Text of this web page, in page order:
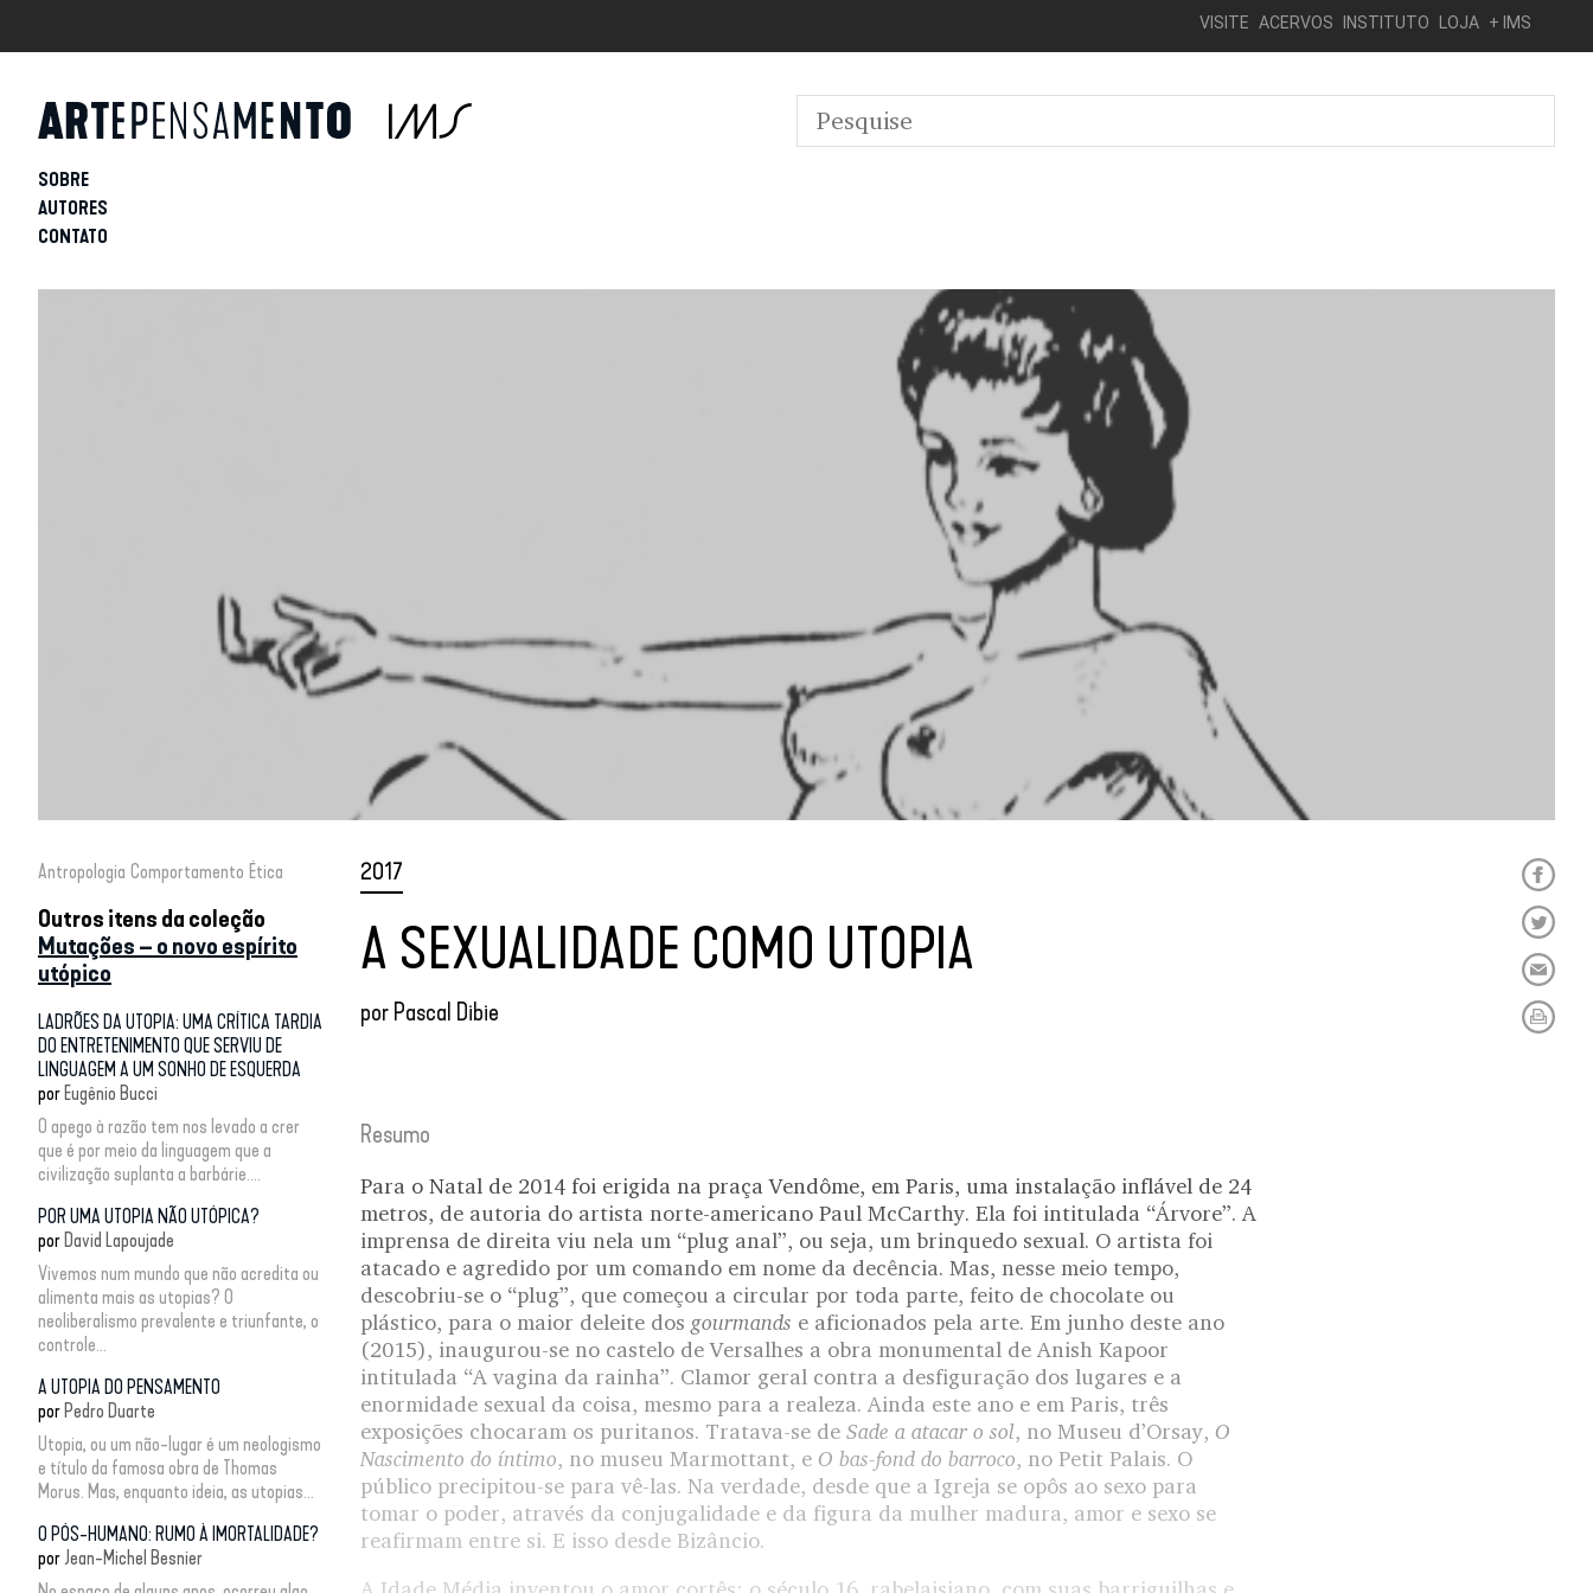
VISITE ACERVOS INSTITUTO LOJA + IMS
SOBRE
AUTORES
CONTATO
Antropologia Comportamento Ética
Outros itens da coleção
Mutações – o novo espírito
utópico
LADRÕES DA UTOPIA: UMA CRÍTICA TARDIA
DO ENTRETENIMENTO QUE SERVIU DE
LINGUAGEM A UM SONHO DE ESQUERDA
por Eugênio Bucci
O apego à razão tem nos levado a crer
que é por meio da linguagem que a
civilização suplanta a barbárie....
POR UMA UTOPIA NÃO UTÓPICA?
por David Lapoujade
Vivemos num mundo que não acredita ou
alimenta mais as utopias? O
neoliberalismo prevalente e triunfante, o
controle...
A UTOPIA DO PENSAMENTO
por Pedro Duarte
Utopia, ou um não-lugar é um neologismo
e título da famosa obra de Thomas
Morus. Mas, enquanto ideia, as utopias...
O PÓS-HUMANO: RUMO À IMORTALIDADE?
por Jean-Michel Besnier
2017
A SEXUALIDADE COMO UTOPIA
por Pascal Dibie
Resumo
Para o Natal de 2014 foi erigida na praça Vendôme, em Paris, uma instalação inflável de 24
metros, de autoria do artista norte-americano Paul McCarthy. Ela foi intitulada “Árvore”. A
imprensa de direita viu nela um “plug anal”, ou seja, um brinquedo sexual. O artista foi
atacado e agredido por um comando em nome da decência. Mas, nesse meio tempo,
descobriu-se o “plug”, que começou a circular por toda parte, feito de chocolate ou
plástico, para o maior deleite dos gourmands e aficionados pela arte. Em junho deste ano
(2015), inaugurou-se no castelo de Versalhes a obra monumental de Anish Kapoor
intitulada “A vagina da rainha”. Clamor geral contra a desfiguração dos lugares e a
enormidade sexual da coisa, mesmo para a realeza. Ainda este ano e em Paris, três
exposições chocaram os puritanos. Tratava-se de Sade a atacar o sol, no Museu d’Orsay, O
Nascimento do íntimo, no museu Marmottant, e O bas-fond do barroco, no Petit Palais. O
público precipitou-se para vê-las. Na verdade, desde que a Igreja se opôs ao sexo para
tomar o poder, através da conjugalidade e da figura da mulher madura, amor e sexo se
reafirmam entre si. E isso desde Bizâncio.